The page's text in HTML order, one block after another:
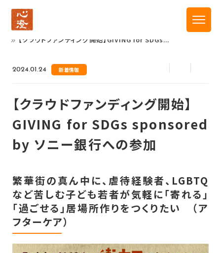
トップ
【クラウドファンディング開始】GIVING for SDGs...
2024.01.24 新着情報
【クラウドファンディング開始】
GIVING for SDGs sponsored
by ソニー銀行への参加
繁華街の真ん中に、虐待経験者、LGBTQ
など苦しむ子ども若者が気軽に「寄れる」
「過ごせる」居場所作りをつくりたい （ア
フターケア）